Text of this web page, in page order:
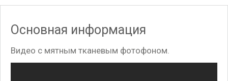
Основная информация
Видео с мятным тканевым фотофоном.